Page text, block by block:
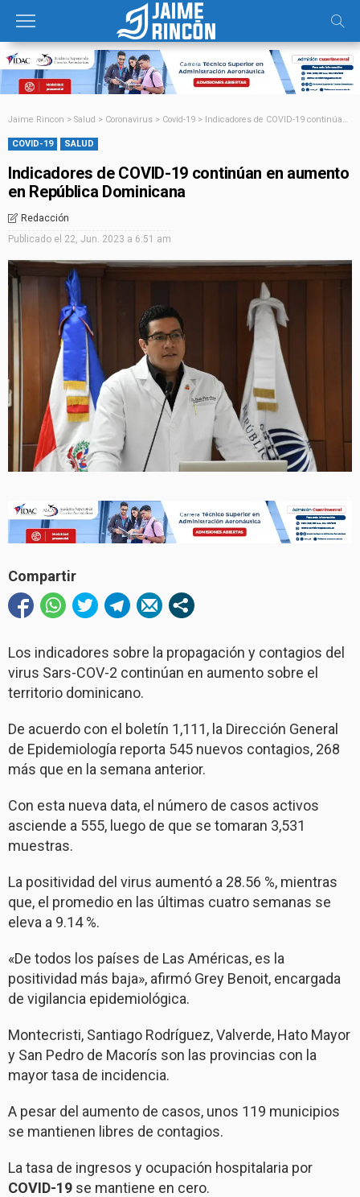
Jaime Rincon > Salud > Coronavirus > Covid-19 > Indicadores de COVID-19 continúan en aumento en República Dominicana
COVID-19 SALUD
Indicadores de COVID-19 continúan en aumento
en República Dominicana
Redacción
Publicado el 22, Jun. 2023 a 6:51 am
Compartir
Los indicadores sobre la propagación y contagios del
virus Sars-COV-2 continúan en aumento sobre el
territorio dominicano.
De acuerdo con el boletín 1,111, la Dirección General
de Epidemiología reporta 545 nuevos contagios, 268
más que en la semana anterior.
Con esta nueva data, el número de casos activos
asciende a 555, luego de que se tomaran 3,531
muestras.
La positividad del virus aumentó a 28.56 %, mientras
que, el promedio en las últimas cuatro semanas se
eleva a 9.14 %.
«De todos los países de Las Américas, es la
positividad más baja», afirmó Grey Benoit, encargada
de vigilancia epidemiológica.
Montecristi, Santiago Rodríguez, Valverde, Hato Mayor
y San Pedro de Macorís son las provincias con la
mayor tasa de incidencia.
A pesar del aumento de casos, unos 119 municipios
se mantienen libres de contagios.
La tasa de ingresos y ocupación hospitalaria por
COVID-19 se mantiene en cero.